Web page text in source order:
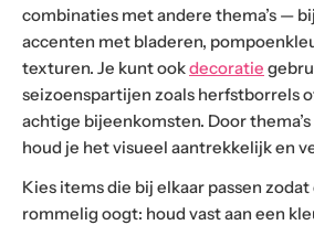
combinaties met andere thema’s —
accenten met bladeren,
texturen. Je kunt ookdecoratie
seizoenspartijen zoals herfstborrels
achtige bijeenkomsten. Door
houd je het visueel aantrekkelijk en
Kies items die bij elkaar passen
rommelig oogt: houd vast aan een